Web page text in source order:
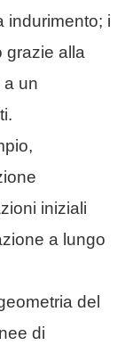
indurimento; i
grazie alla
a un
iniziali
a lungo
del
di